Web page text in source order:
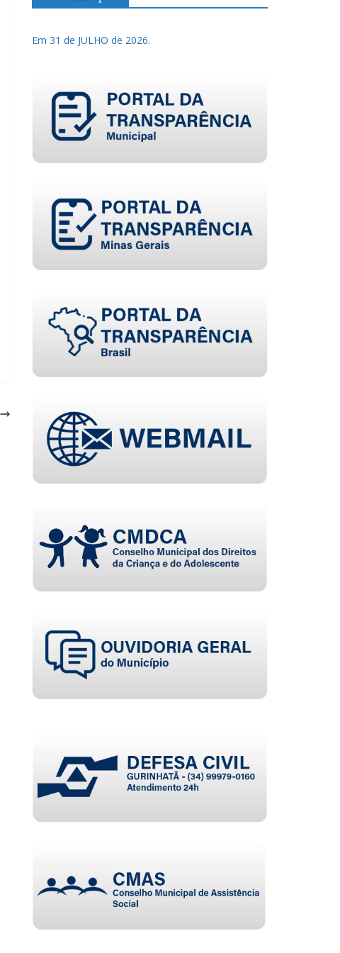
Em 31 de JULHO de 2026.